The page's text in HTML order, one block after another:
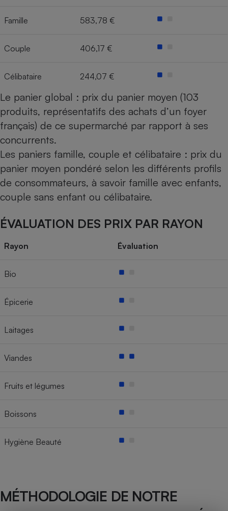
Famille 583,78 €
Couple 406,17 €
Célibataire 244,07 €
Le panier global : prix du panier moyen (103
produits, représentatifs des achats d’un foyer
français) de ce supermarché par rapport à ses
concurrents.
Les paniers famille, couple et célibataire : prix du
panier moyen pondéré selon les différents profils
de consommateurs, à savoir famille avec enfants,
couple sans enfant ou célibataire.
ÉVALUATION DES PRIX PAR RAYON
Rayon Évaluation
Bio
Épicerie
Laitages
Viandes
Fruits et légumes
Boissons
Hygiène Beauté
MÉTHODOLOGIE DE NOTRE